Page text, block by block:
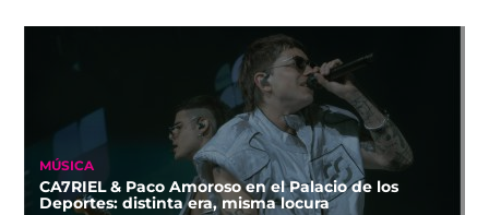
MÚSICA
CA7RIEL & Paco Amoroso en el Palacio de los
Deportes: distinta era, misma locura